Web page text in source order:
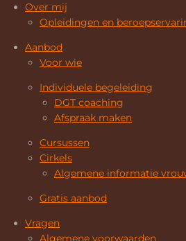
Over mij
Opleidingen en
Aanbod
Voor wie
Individuele begeleiding
DGT coaching
Afspraak maken
Cursussen
Cirkels
Algemene informatie
Gratis aanbod
Vragen
Algemene voorwaarden